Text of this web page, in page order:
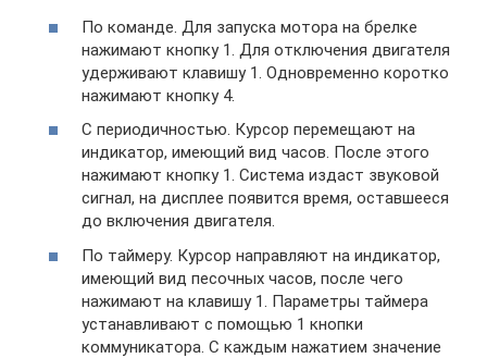
По команде. Для запуска мотора на брелке
нажимают кнопку 1. Для отключения двигателя
удерживают клавишу 1. Одновременно коротко
нажимают кнопку 4.
С периодичностью. Курсор перемещают на
индикатор, имеющий вид часов. После этого
нажимают кнопку 1. Система издаст звуковой
сигнал, на дисплее появится время, оставшееся
до включения двигателя.
По таймеру. Курсор направляют на индикатор,
имеющий вид песочных часов, после чего
нажимают на клавишу 1. Параметры таймера
устанавливают с помощью 1 кнопки
коммуникатора. С каждым нажатием значение